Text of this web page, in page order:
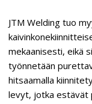
JTM Welding tuo
mekaanisesti, eikä
työnnetään
hitsaamalla
levyt, jotka estävät